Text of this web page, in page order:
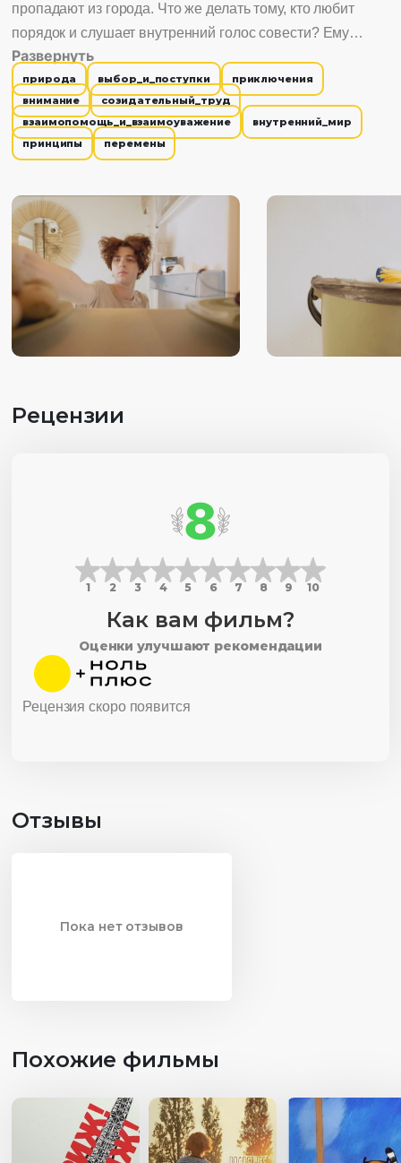
пропадают из города. Что же делать тому, кто любит
порядок и слушает внутренний голос совести? Ему
предстоит не просто противостоять мусорной стихии, а
отправится в настоящее путешествие, чтобы каждый
пакет смог найти свою дорогу на свалку. Комедийный
фильм, который затрагивает актуальную тему экологии.
Развернуть
природа выбор_и_поступки
приключения
внимание
созидательный_труд
взаимопомощь_и_взаимоуважение
внутренний_мир
принципы
перемены
Рецензии
8
1 2 3 4 5 6 7 8 9 10
Как вам фильм?
Оценки улучшают рекомендации
Рецензия скоро появится
Отзывы
Пока нет отзывов
Похожие фильмы